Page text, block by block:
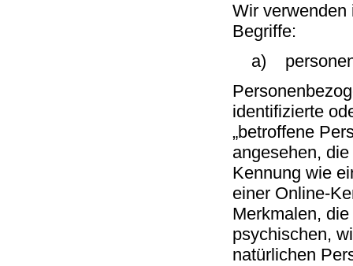
Wir verwenden
Begriffe:
a)
identifizierte
„betroffene
angesehen,
Kennung wie
einer Online-
Merkmalen,
psychischen,
natürlichen